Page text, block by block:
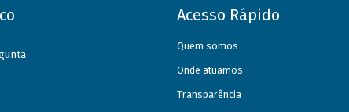
Acesso Rápido
Quem somos
Onde atuamos
Transparência